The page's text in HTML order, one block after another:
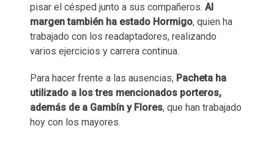
pisar el césped junto a sus compañeros. Al
margen también ha estado Hormigo, quien ha
trabajado con los readaptadores, realizando
varios ejercicios y carrera continua.
Para hacer frente a las ausencias, Pacheta ha
utilizado a los tres mencionados porteros,
además de a Gambín y Flores, que han trabajado
hoy con los mayores.